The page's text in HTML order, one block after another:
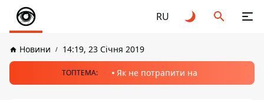
RU
Новини 14:19, 23 Січня 2019
ТОПТЕМА: Як не потрапити на